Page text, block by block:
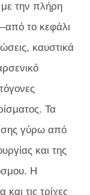
με την πλήρη
το κεφάλι
καυστικά
Τα
γύρω από
και της
Η
τις τρίχες